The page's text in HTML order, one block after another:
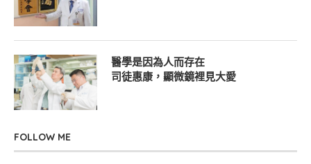
醫學是因為人而存在
司徒惠康，顯微鏡裡見大愛
FOLLOW ME